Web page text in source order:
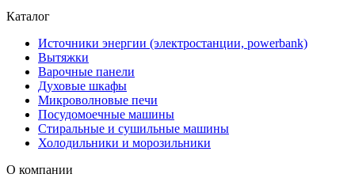
Каталог
Источники энергии (электростанции, powerbank)
Вытяжки
Варочные панели
Духовые шкафы
Микроволновые печи
Посудомоечные машины
Стиральные и сушильные машины
Холодильники и морозильники
О компании